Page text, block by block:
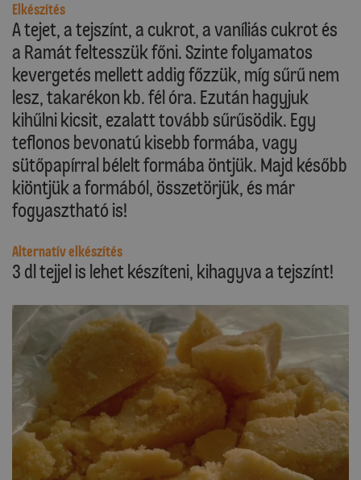
Elkészítés
A tejet, a tejszínt, a cukrot, a vaníliás cukrot és
a Ramát feltesszük főni. Szinte folyamatos
kevergetés mellett addig főzzük, míg sűrű nem
lesz, takarékon kb. fél óra. Ezután hagyjuk
kihűlni kicsit, ezalatt tovább sűrűsödik. Egy
teflonos bevonatú kisebb formába, vagy
sütőpapírral bélelt formába öntjük. Majd később
kiöntjük a formából, összetörjük, és már
fogyasztható is!
Alternatív elkészítés
3 dl tejjel is lehet készíteni, kihagyva a tejszínt!